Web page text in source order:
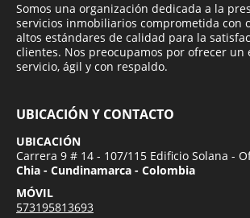
Somos una organización dedicada a la
servicios inmobiliarios comprometida con
altos estándares de calidad para la
clientes. Nos preocupamos por ofrecer un
servicio, ágil y con respaldo.
UBICACIÓN Y CONTACTO
UBICACIÓN
Carrera 9 # 14 - 107/115 Edificio Solana -
Chia - Cundinamarca - Colombia
MÓVIL
573195813693